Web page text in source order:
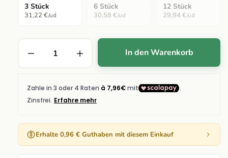
3 Stück
31,22 €/ud
6 Stück
30,58 €/ud
12 Stück
29,94 €/ud
In den Warenkorb
Erhalte 0,96 € Guthaben mit diesem Einkauf